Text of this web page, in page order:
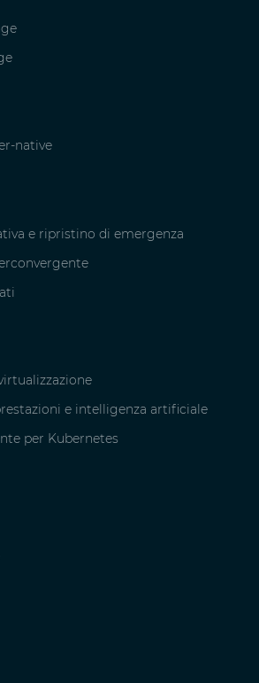
native
e ripristino di emergenza
e intelligenza artificiale
per Kubernetes